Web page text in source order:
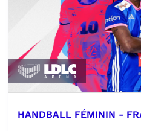
HANDBALL FÉMININ -